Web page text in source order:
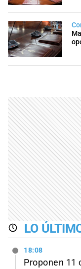
LO
18:08
Proponen 11